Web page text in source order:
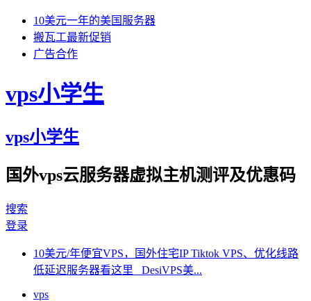
10美元一年的美国服务器
搬瓦工最新促销
广告合作
vps小学生
vps小学生
国外vps云服务器虚拟主机测评及优惠码
搜索
登录
10美元/年便宜VPS，国外住宅IP Tiktok VPS、优化线路
低延迟服务器看这里 DesiVPS美...
vps